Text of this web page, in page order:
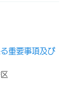
重要事項及び